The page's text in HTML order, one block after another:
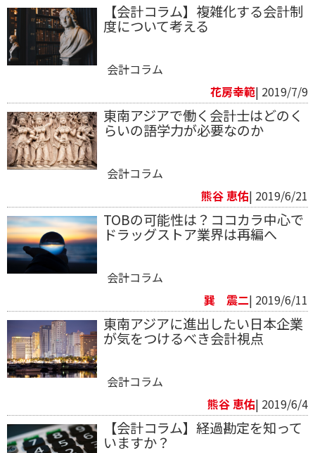
【会計コラム】複雑化する会計制
度について考える
会計コラム
花房幸範​| 2019/7/9
東南アジアで働く会計士はどのく
らいの語学力が必要なのか
会計コラム
熊谷 恵佑| 2019/6/21
TOBの可能性は？ココカラ中心で
ドラッグストア業界は再編へ
会計コラム
巽 震二| 2019/6/11
東南アジアに進出したい日本企業
が気をつけるべき会計視点
会計コラム
熊谷 恵佑| 2019/6/4
【会計コラム】経過勘定を知って
いますか？